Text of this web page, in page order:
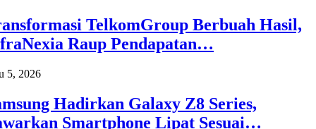
TelkomGroup Berbuah Hasil,
Raup Pendapatan…
5, 2026
Hadirkan Galaxy Z8 Series,
Smartphone Lipat Sesuai…